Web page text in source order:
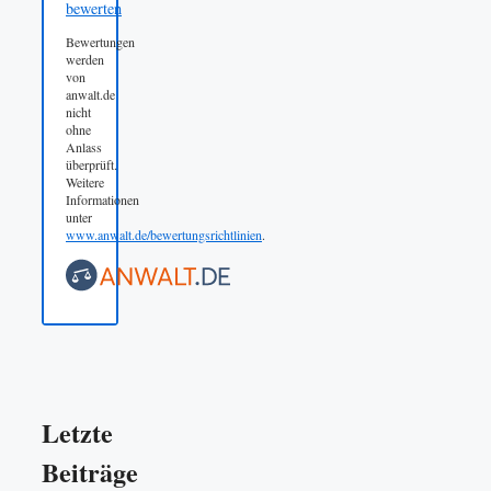
bewerten
Bewertungen
werden
von
anwalt.de
nicht
ohne
Anlass
überprüft.
Weitere
Informationen
unter
www.anwalt.de/bewertungsrichtlinien.
Letzte
Beiträge